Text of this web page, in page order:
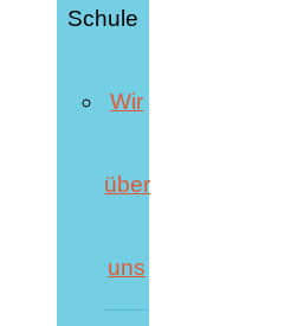
Schule
Wir
über
uns